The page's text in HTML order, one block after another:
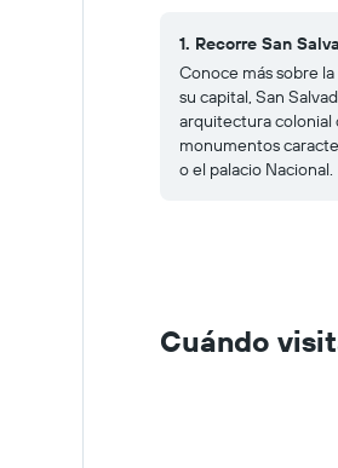
1. Recorre San
Conoce más sobre
su capital, San
arquitectura colonial
monumentos
o el palacio Nacional.
Cuándo